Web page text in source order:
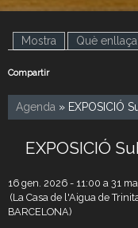
Mostra (pestanya activa)
Què
Compartir
Agenda » EXPOSICIÓ
EXPOSICIÓ
16 gen. 2026 - 11:00 a 31
(La Casa de l'Aigua de
BARCELONA)